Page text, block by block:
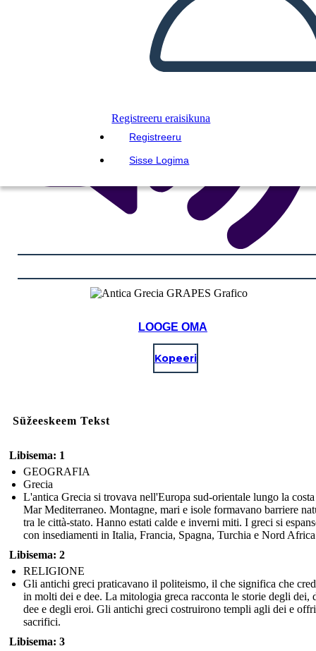
Registreeru eraisikuna
Registreeru
Sisse Logima
LOOGE OMA
Kopeeri
Süžeeskeem Tekst
Libisema: 1
GEOGRAFIA
Grecia
L'antica Grecia si trovava nell'Europa sud-orientale lungo la
Mar Mediterraneo. Montagne, mari e isole formavano barriere
tra le città-stato. Hanno estati calde e inverni miti. I greci si
con insediamenti in Italia, Francia, Spagna, Turchia e Nord
Libisema: 2
RELIGIONE
Gli antichi greci praticavano il politeismo, il che significa che
in molti dei e dee. La mitologia greca racconta le storie degli dei,
dee e degli eroi. Gli antichi greci costruirono templi agli dei e
sacrifici.
Libisema: 3